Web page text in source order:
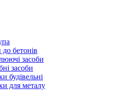
бетонів
засоби
засоби
будівельні
для металу